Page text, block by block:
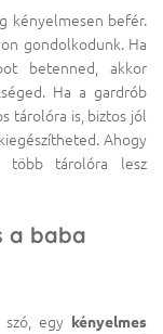
kényelmesen befér.
gondolkodunk. Ha
betenned, akkor
Ha a gardrób
tárolóra is, biztos jól
Ahogy
több tárolóra lesz
a baba
szó, egy kényelmes